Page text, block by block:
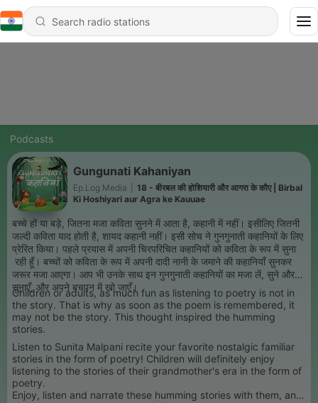
Podcasts
Gungunati Kahaniyan
Ep.Log Media
18 - बीरबल की होशियारी और आगरा के कौए | Birbal
Ki Hoshiyari aur Agra ke Kauuae
बच्चे हों या बड़े, जितना मजा कविता सुनने में आता है, कहानी में नहीं। इसीलिए जितनी
जल्दी कविता याद होती है, शायद कहानी नहीं। इसी सोच ने गुनगुनाती कहानियों के लिए
प्रेरित किया। पहले प्रयास में अपनी चिरपरिचित कहानियों को कविता के रूप में सुना
रही हूँ। बच्चों को कविता के रूप में अपनी दादी नानी के जमाने की कहानियाँ सुनकर
जरूर मजा आएगा। आप भी उनके साथ इन गुनगुनाती कहानियों का मजा लें, सुने और
सुनाएँ, और अपने बचपन में खो जाएँ।
Children or adults, as much fun as listening to poetry is not in
the story. That is why as soon as the poem is remembered, it
may not be the story. This thought inspired the humming
stories.
Listen to Sunita Malpani recite your favorite nostalgic familiar
stories in the form of poetry! Children will definitely enjoy
listening to the stories of their grandmother's era in the form of
poetry.
Enjoy, listen and narrate these humming stories with them, and